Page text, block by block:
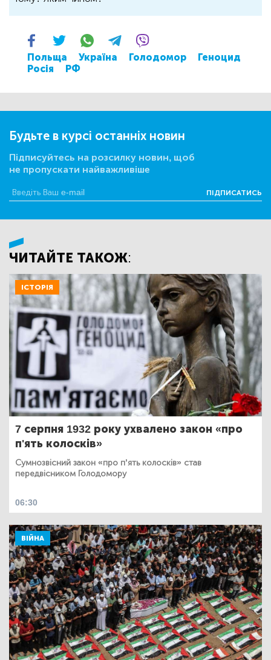
Польща Україна Голодомор
Геноцид
Росія
РФ
Будьте в курсі останніх новин
Підписуйтесь на розсилку новин, щоб
не пропускати найважливіше
ПІДПИСАТИСЬ
ЧИТАЙТЕ ТАКОЖ:
ІСТОРІЯ
7 серпня 1932 року ухвалено закон «про
п'ять колосків»
Сумнозвісний закон «про п’ять колосків» став
передвісником Голодомору
06:30
ВІЙНА